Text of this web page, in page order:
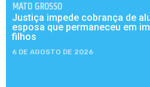
MATO GROSSO
Justiça impede cobrança de
esposa que permaneceu em
filhos
6 DE AGOSTO DE 2026